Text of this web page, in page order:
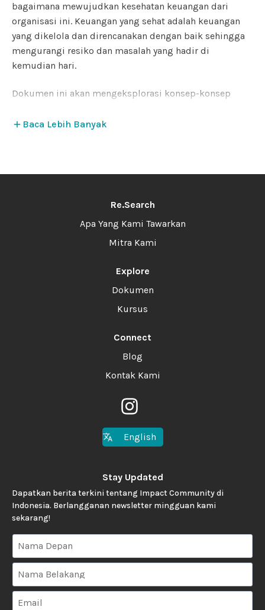
bagaimana mewujudkan kesehatan keuangan dari
organisasi ini. Keuangan yang sehat adalah keuangan
yang dikelola dan direncanakan dengan baik sehingga
mengurangi resiko dan masalah yang hadir di
kemudian hari.
Dokumen ini akan mengeksplorasi konsep-konsep
pemulihan biaya, dan membangun cadangan modal.
Baca Lebih Banyak
Re.Search
Apa Yang Kami Tawarkan
Mitra Kami
Explore
Dokumen
Kursus
Connect
Blog
Kontak Kami
English
Stay Updated
Dapatkan berita terkini tentang Impact Community di
Indonesia. Berlangganan newsletter mingguan kami
sekarang!